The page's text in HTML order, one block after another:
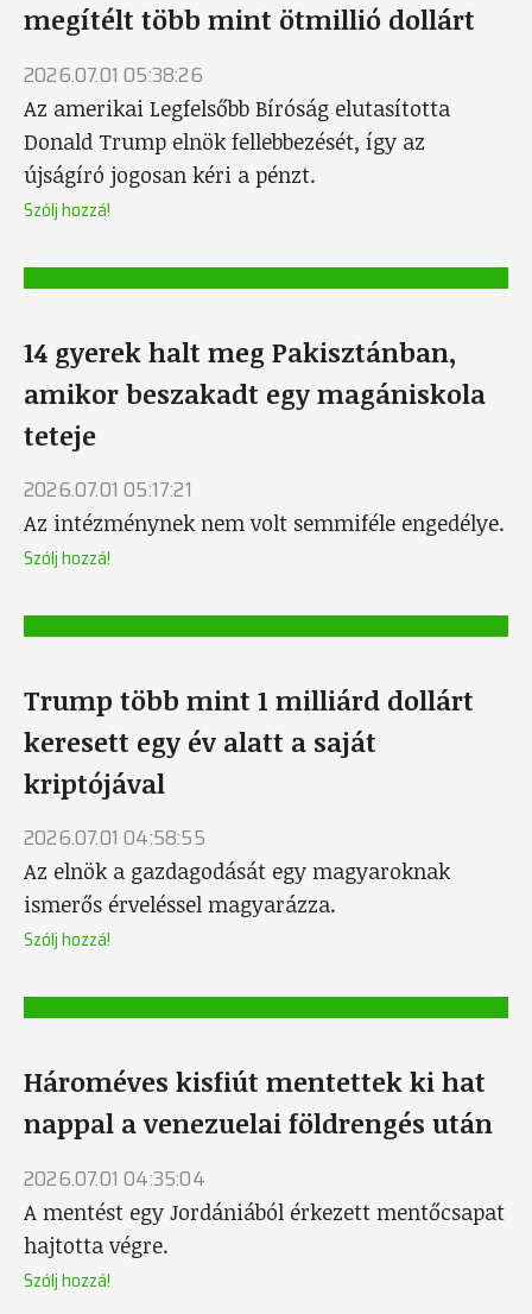
megítélt több mint ötmillió dollárt
2026.07.01 05:38:26
Az amerikai Legfelsőbb Bíróság elutasította
Donald Trump elnök fellebbezését, így az
újságíró jogosan kéri a pénzt.
Szólj hozzá!
14 gyerek halt meg Pakisztánban,
amikor beszakadt egy magániskola
teteje
2026.07.01 05:17:21
Az intézménynek nem volt semmiféle engedélye.
Szólj hozzá!
Trump több mint 1 milliárd dollárt
keresett egy év alatt a saját
kriptójával
2026.07.01 04:58:55
Az elnök a gazdagodását egy magyaroknak
ismerős érveléssel magyarázza.
Szólj hozzá!
Hároméves kisfiút mentettek ki hat
nappal a venezuelai földrengés után
2026.07.01 04:35:04
A mentést egy Jordániából érkezett mentőcsapat
hajtotta végre.
Szólj hozzá!